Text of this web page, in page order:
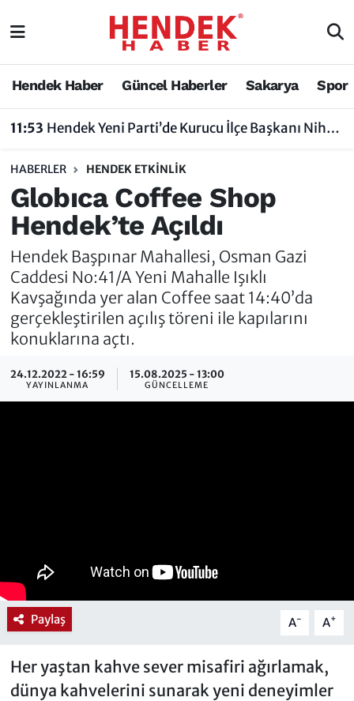
Hendek Haber Güncel Haberler Sakarya Spor
11:53 Hendek Yeni Parti’de Kurucu İlçe Başkanı Nihat Bayraktar Oldu
10:48 Başpınar Mahallesi’nde Çevre Düzenleme Çalışmaları Sürüyor
HABERLER HENDEK ETKINLIK
Globıca Coffee Shop
Hendek’te Açıldı
Hendek Başpınar Mahallesi, Osman Gazi
Caddesi No:41/A Yeni Mahalle Işıklı
Kavşağında yer alan Coffee saat 14:40’da
gerçekleştirilen açılış töreni ile kapılarını
konuklarına açtı.
24.12.2022 - 16:59
YAYINLANMA
15.08.2025 - 13:00
GÜNCELLEME
Paylaş A- A+
Her yaştan kahve sever misafiri ağırlamak,
dünya kahvelerini sunarak yeni deneyimler
Hendek Haber
Nöbetçi Eczaneler
Vefat Edenler
Hendek Haber
Hakkında
Hendek Haber Reklam Servisi
Künye
İletişim
Sakarya Nöbetçi Eczaneler
Sakarya Trafik Yoğunluk Haritası
Tüm Manşetler
Son Dakika Haberleri
Haber Arşivi